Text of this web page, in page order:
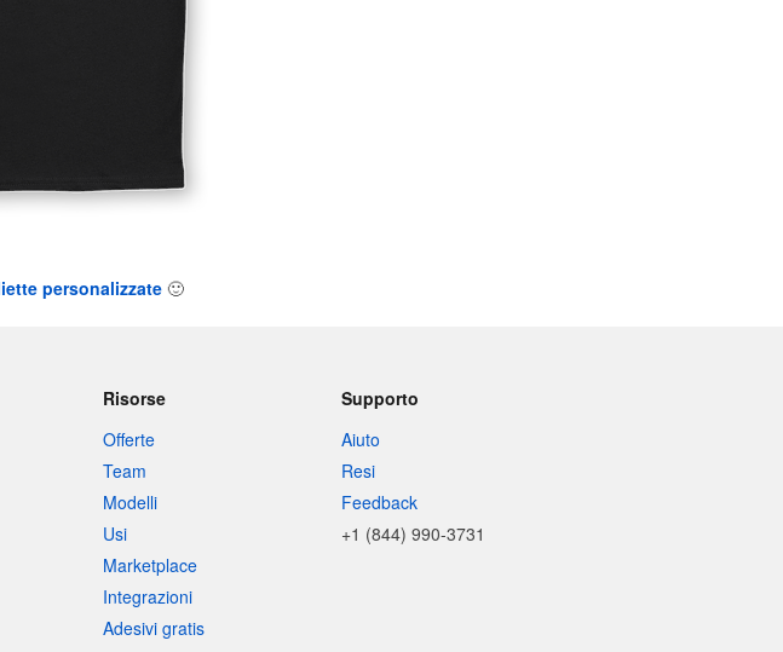
personalizzate 🙂
Risorse
Offerte
Team
Modelli
Usi
Marketplace
Integrazioni
Adesivi gratis
Supporto
Aiuto
Resi
Feedback
+1 (844) 990-3731